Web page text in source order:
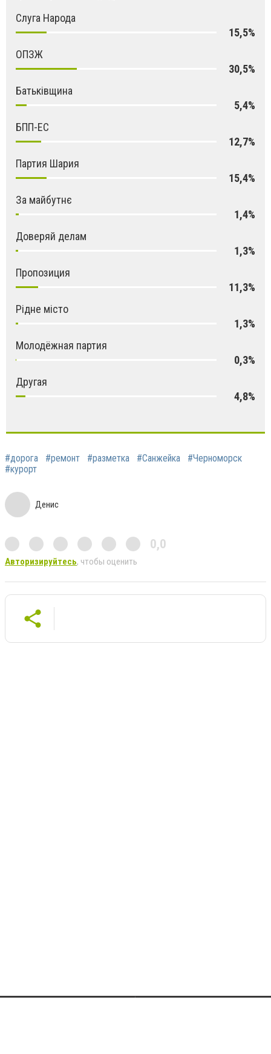
Слуга Народа
15,5%
ОПЗЖ
30,5%
Батьківщина
5,4%
БПП-ЕС
12,7%
Партия Шария
15,4%
За майбутнє
1,4%
Доверяй делам
1,3%
Пропозиция
11,3%
Рідне місто
1,3%
Молодёжная партия
0,3%
Другая
4,8%
#дорога #ремонт #разметка #Санжейка
#Черноморск
#курорт
Денис
0,0
Авторизируйтесь, чтобы оценить